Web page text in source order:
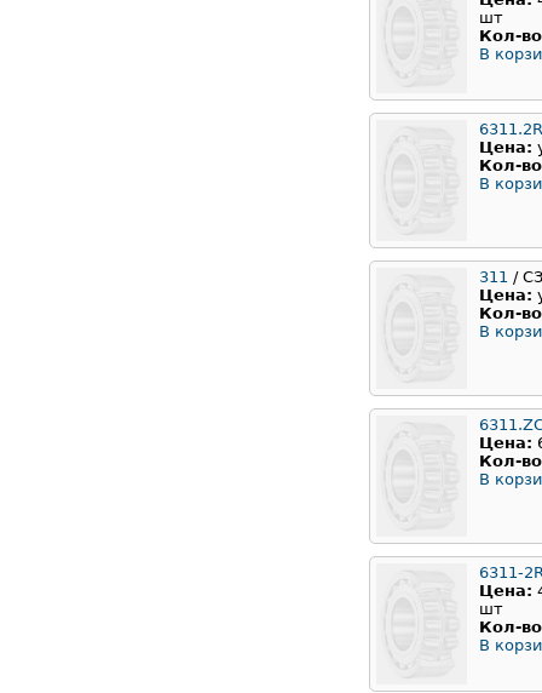
шт
Кол-
В
Цена:
Кол-
В
311 /
Цена:
Кол-
В
Цена:
Кол-
В
6311-
Цена:
шт
Кол-
В